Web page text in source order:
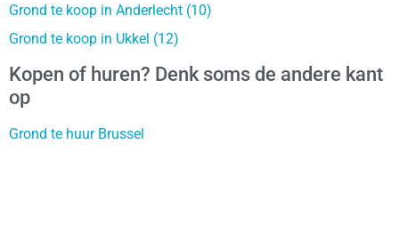
Grond te koop in Anderlecht (10)
Grond te koop in Ukkel (12)
Kopen of huren? Denk soms de andere kant
op
Grond te huur Brussel